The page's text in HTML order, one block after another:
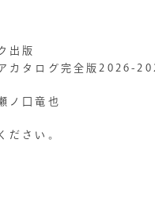
出版
カタログ完全版2026-
ノ口竜也
ださい。